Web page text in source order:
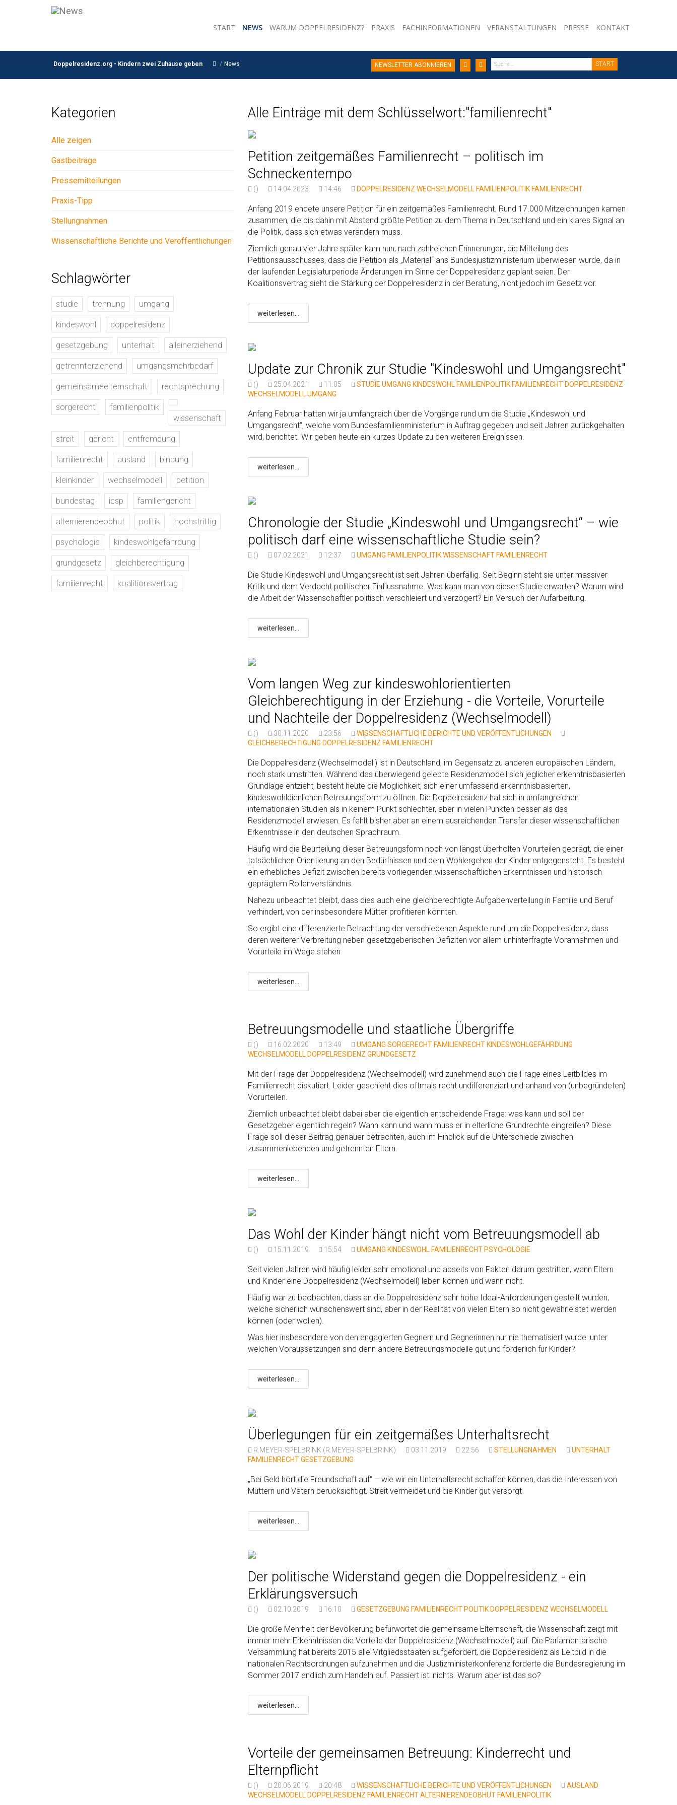
START NEWS WARUM DOPPELRESIDENZ? PRAXIS FACHINFORMATIONEN VERANSTALTUNGEN PRESSE KONTAKT
Doppelresidenz.org - Kindern zwei Zuhause geben / News NEWSLETTER ABONNIEREN START
Kategorien
Alle zeigen
Gastbeiträge
Pressemitteilungen
Praxis-Tipp
Stellungnahmen
Wissenschaftliche Berichte und Veröffentlichungen
Schlagwörter
studie trennung umgang
kindeswohl doppelresidenz
gesetzgebung unterhalt alleinerziehend
getrennterziehend umgangsmehrbedarf
gemeinsameelternschaft rechtsprechung
sorgerecht
familienpolitik
wissenschaft
streit gericht entfremdung
familienrecht ausland bindung
kleinkinder wechselmodell petition
bundestag icsp familiengericht
alternierendeobhut politik hochstrittig
psychologie kindeswohlgefährdung
grundgesetz gleichberechtigung
famiiienrecht koalitionsvertrag
Alle Einträge mit dem Schlüsselwort:"familienrecht"
Petition zeitgemäßes Familienrecht – politisch im
Schneckentempo
() 14.04.2023 14:46 DOPPELRESIDENZ WECHSELMODELL FAMILIENPOLITIK FAMILIENRECHT
Anfang 2019 endete unsere Petition für ein zeitgemäßes Familienrecht. Rund 17.000 Mitzeichnungen kamen
zusammen, die bis dahin mit Abstand größte Petition zu dem Thema in Deutschland und ein klares Signal an
die Politik, dass sich etwas verändern muss.
Ziemlich genau vier Jahre später kam nun, nach zahlreichen Erinnerungen, die Mitteilung des
Petitionsausschusses, dass die Petition als „Material“ ans Bundesjustizministerium überwiesen wurde, da in
der laufenden Legislaturperiode Änderungen im Sinne der Doppelresidenz geplant seien. Der
Koalitionsvertrag sieht die Stärkung der Doppelresidenz in der Beratung, nicht jedoch im Gesetz vor.
weiterlesen...
Update zur Chronik zur Studie "Kindeswohl und Umgangsrecht"
() 25.04.2021 11:05 STUDIE UMGANG KINDESWOHL FAMILIENPOLITIK FAMILIENRECHT DOPPELRESIDENZ
WECHSELMODELL UMGANG
Anfang Februar hatten wir ja umfangreich über die Vorgänge rund um die Studie „Kindeswohl und
Umgangsrecht“, welche vom Bundesfamilienministerium in Auftrag gegeben und seit Jahren zurückgehalten
wird, berichtet. Wir geben heute ein kurzes Update zu den weiteren Ereignissen.
weiterlesen...
Chronologie der Studie „Kindeswohl und Umgangsrecht“ – wie
politisch darf eine wissenschaftliche Studie sein?
() 07.02.2021 12:37 UMGANG FAMILIENPOLITIKWISSENSCHAFT FAMILIENRECHT
Die Studie Kindeswohl und Umgangsrecht ist seit Jahren überfällig. Seit Beginn steht sie unter massiver
Kritik und dem Verdacht politischer Einflussnahme. Was kann man von dieser Studie erwarten? Warum wird
die Arbeit der Wissenschaftler politisch verschleiert und verzögert? Ein Versuch der Aufarbeitung.
weiterlesen...
Vom langen Weg zur kindeswohlorientierten
Gleichberechtigung in der Erziehung - die Vorteile, Vorurteile
und Nachteile der Doppelresidenz (Wechselmodell)
() 30.11.2020 23:56
WISSENSCHAFTLICHE BERICHTE UND VERÖFFENTLICHUNGEN
GLEICHBERECHTIGUNG DOPPELRESIDENZ FAMILIENRECHT
Die Doppelresidenz (Wechselmodell) ist in Deutschland, im Gegensatz zu anderen europäischen Ländern,
noch stark umstritten. Während das überwiegend gelebte Residenzmodell sich jeglicher erkenntnisbasierten
Grundlage entzieht, besteht heute die Möglichkeit, sich einer umfassend erkenntnisbasierten,
kindeswohldienlichen Betreuungsform zu öffnen. Die Doppelresidenz hat sich in umfangreichen
internationalen Studien als in keinem Punkt schlechter, aber in vielen Punkten besser als das
Residenzmodell erwiesen. Es fehlt bisher aber an einem ausreichenden Transfer dieser wissenschaftlichen
Erkenntnisse in den deutschen Sprachraum.
Häufig wird die Beurteilung dieser Betreuungsform noch von längst überholten Vorurteilen geprägt, die einer
tatsächlichen Orientierung an den Bedürfnissen und dem Wohlergehen der Kinder entgegensteht. Es besteht
ein erhebliches Defizit zwischen bereits vorliegenden wissenschaftlichen Erkenntnissen und historisch
geprägtem Rollenverständnis.
Nahezu unbeachtet bleibt, dass dies auch eine gleichberechtigte Aufgabenverteilung in Familie und Beruf
verhindert, von der insbesondere Mütter profitieren könnten.
So ergibt eine differenzierte Betrachtung der verschiedenen Aspekte rund um die Doppelresidenz, dass
deren weiterer Verbreitung neben gesetzgeberischen Defiziten vor allem unhinterfragte Vorannahmen und
Vorurteile im Wege stehen
weiterlesen...
Betreuungsmodelle und staatliche Übergriffe
() 16.02.2020 13:49 UMGANG SORGERECHT FAMILIENRECHT KINDESWOHLGEFÄHRDUNG
WECHSELMODELL DOPPELRESIDENZ GRUNDGESETZ
Mit der Frage der Doppelresidenz (Wechselmodell) wird zunehmend auch die Frage eines Leitbildes im
Familienrecht diskutiert. Leider geschieht dies oftmals recht undifferenziert und anhand von (unbegründeten)
Vorurteilen.
Ziemlich unbeachtet bleibt dabei aber die eigentlich entscheidende Frage: was kann und soll der
Gesetzgeber eigentlich regeln? Wann kann und wann muss er in elterliche Grundrechte eingreifen? Diese
Frage soll dieser Beitrag genauer betrachten, auch im Hinblick auf die Unterschiede zwischen
zusammenlebenden und getrennten Eltern.
weiterlesen...
Das Wohl der Kinder hängt nicht vom Betreuungsmodell ab
() 15.11.2019 15:54 UMGANG KINDESWOHL FAMILIENRECHT PSYCHOLOGIE
Seit vielen Jahren wird häufig leider sehr emotional und abseits von Fakten darum gestritten, wann Eltern
und Kinder eine Doppelresidenz (Wechselmodell) leben können und wann nicht.
Häufig war zu beobachten, dass an die Doppelresidenz sehr hohe Ideal-Anforderungen gestellt wurden,
welche sicherlich wünschenswert sind, aber in der Realität von vielen Eltern so nicht gewährleistet werden
können (oder wollen).
Was hier insbesondere von den engagierten Gegnern und Gegnerinnen nur nie thematisiert wurde: unter
welchen Voraussetzungen sind denn andere Betreuungsmodelle gut und förderlich für Kinder?
weiterlesen...
Überlegungen für ein zeitgemäßes Unterhaltsrecht
R.MEYER-SPELBRINK (R.MEYER-SPELBRINK) 03.11.2019 22:56 STELLUNGNAHMEN
UNTERHALT
FAMILIENRECHTGESETZGEBUNG
„Bei Geld hört die Freundschaft auf“ – wie wir ein Unterhaltsrecht schaffen können, das die Interessen von
Müttern und Vätern berücksichtigt, Streit vermeidet und die Kinder gut versorgt
weiterlesen...
Der politische Widerstand gegen die Doppelresidenz - ein
Erklärungsversuch
() 02.10.2019 16:10 GESETZGEBUNG FAMILIENRECHT POLITIK DOPPELRESIDENZ WECHSELMODELL
Die große Mehrheit der Bevölkerung befürwortet die gemeinsame Elternschaft, die Wissenschaft zeigt mit
immer mehr Erkenntnissen die Vorteile der Doppelresidenz (Wechselmodell) auf. Die Parlamentarische
Versammlung hat bereits 2015 alle Mitgliedsstaaten aufgefordert, die Doppelresidenz als Leitbild in die
nationalen Rechtsordnungen aufzunehmen und die Justizministerkonferenz forderte die Bundesregierung im
Sommer 2017 endlich zum Handeln auf. Passiert ist: nichts. Warum aber ist das so?
weiterlesen...
Vorteile der gemeinsamen Betreuung: Kinderrecht und
Elternpflicht
() 20.06.2019 20:48 WISSENSCHAFTLICHE BERICHTE UND VERÖFFENTLICHUNGEN
AUSLAND
WECHSELMODELL DOPPELRESIDENZ FAMILIENRECHTALTERNIERENDEOBHUT FAMILIENPOLITIK